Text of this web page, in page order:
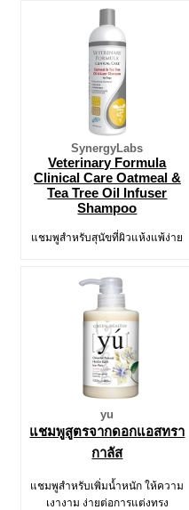
SynergyLabs
Veterinary Formula
Clinical Care Oatmeal &
Tea Tree Oil Infuser
Shampoo
แชมพูสำหรับสุนัขที่ผิวแห้งแพ้ง่าย
yu
แชมพูสูตรจากดอกแอสทรา
กาลัส
แชมพูสำหรับเพิ่มน้ำหนัก ให้ความ
เงางาม ง่ายต่อการแต่งทรง